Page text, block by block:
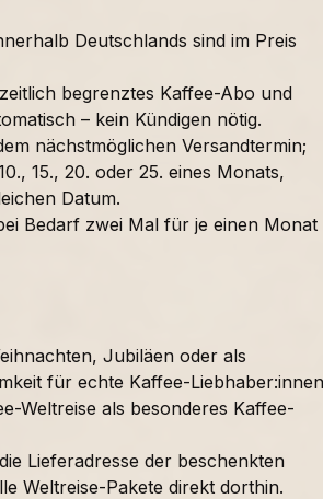
Deutschlands sind im Preis
begrenztes Kaffee-Abo und
– kein Kündigen nötig.
nächstmöglichen Versandtermin;
15., 20. oder 25. eines Monats,
Datum.
Bedarf zwei Mal für je einen Monat
Jubiläen oder als
für echte Kaffee-
Weltreise als besonderes Kaffee-
Lieferadresse der beschenkten
Weltreise-Pakete direkt dorthin.